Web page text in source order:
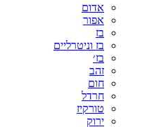
אדום
אפור
בז
בז וניטרליים
בז׳
זהב
חום
חרדל
טורקיז
ירוק